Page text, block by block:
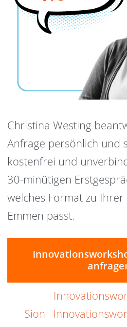
Christina Westing
Anfrage persönlich und
kostenfrei und
30-minütigen
welches Format zu
Emmen passt.
Sion